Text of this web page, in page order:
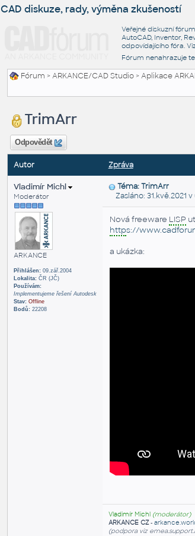
CAD diskuze, rady, výměna zkušeností
Veřejné diskuzní
AutoCAD, Inventor,
odpovídajícího fóra.
Fórum nenahrazuje
Fórum >ARKANCE/CAD Studio>Aplikace
TrimArr
Odpovědět
Autor Zpráva
Vladimír Michl
Moderátor
ARKANCE
Přihlášen:09.zář.2004
Lokalita:ČR (JČ)
Používám:
Implementujeme řešení Autodesk
Stav: Offline
Bodů:22208
Téma: TrimArr
Zasláno: 31.kvě.2021 v
Nová freeware LISP
https://
a ukázka:
Vladimír Michl (moderátor)
ARKANCE CZ-
(podpora viz